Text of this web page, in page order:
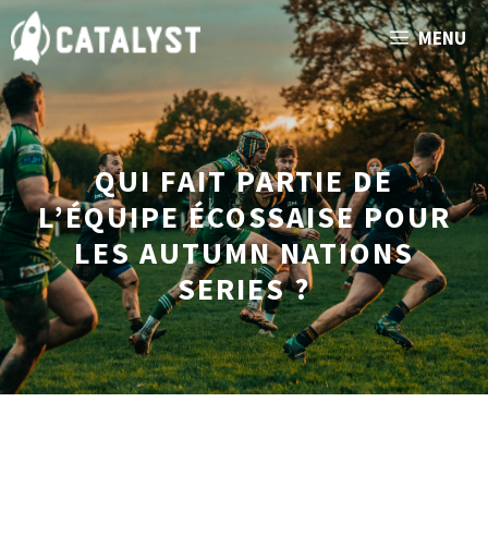
Aller
au
contenu
MENU
QUI FAIT PARTIE DE
L’ÉQUIPE ÉCOSSAISE POUR
LES AUTUMN NATIONS
SERIES ?